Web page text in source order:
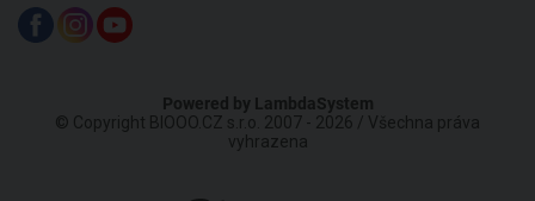
Powered by LambdaSystem
© Copyright BIOOO.CZ s.r.o. 2007 - 2026 / Všechna práva
vyhrazena